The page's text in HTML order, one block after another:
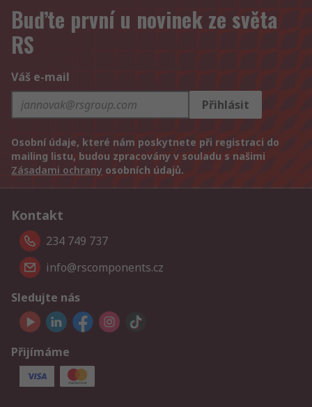
Buďte první u novinek ze světa
RS
Váš e-mail
Přihlásit
Osobní údaje, které nám poskytnete při registraci do
mailing listu, budou zpracovány v souladu s našimi
Zásadami ochrany osobních údajů.
Kontakt
234 749 737
info@rscomponents.cz
Sledujte nás
Přijímáme